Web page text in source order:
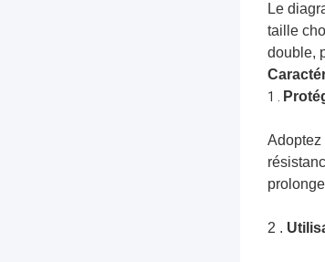
Le
taille
double,
1 .
Adoptez
2 .